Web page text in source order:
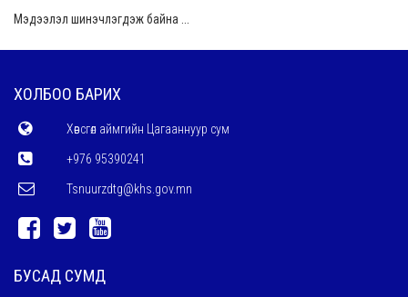
Мэдээлэл шинэчлэгдэж байна ...
ХОЛБОО БАРИХ
Хөвсгөл аймгийн Цагааннуур сум
+976 95390241
Tsnuurzdtg@khs.gov.mn
БУСАД СУМД